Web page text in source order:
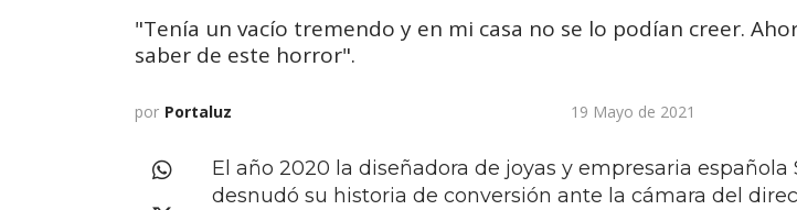
"Tenía un vacío tremendo y en mi casa no se lo podían creer.
saber de este horror".
por Portaluz 19 Mayo de 2021
El año 2020 la diseñadora de joyas y empresaria española
desnudó su historia de conversión ante la cámara del